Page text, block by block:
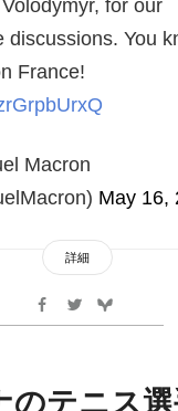
for our
discussions. You
France!
Macron
May 16,
詳細
のテニス